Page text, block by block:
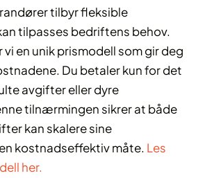
tilbyr fleksible
tilpasses bedriftens behov.
en unik prismodell som gir deg
Du betaler kun for det
avgifter eller dyre
tilnærmingen sikrer at både
kan skalere sine
kostnadseffektiv måte. Les
her.